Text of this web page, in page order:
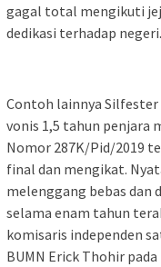
gagal total mengikuti
dedikasi terhadap negeri.
Contoh lainnya
vonis 1,5 tahun penjara
Nomor 287K/Pid/2019
final dan mengikat.
melenggang bebas dan
selama enam tahun
komisaris independen
BUMN Erick Thohir